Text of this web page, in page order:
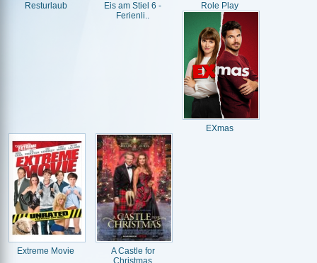
Resturlaub
Eis am Stiel 6 -
Ferienli..
Role Play
EXmas
Extreme Movie
A Castle for
Christmas